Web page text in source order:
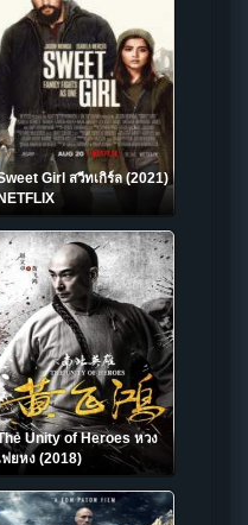
Girl สวีทเกิร์ล (2021)
NETFLIX
Unity of Heroes หวง
ฟยหง (2018)